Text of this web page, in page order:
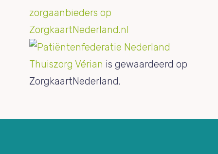
Thuiszorg Vérian is gewaardeerd op
ZorgkaartNederland.